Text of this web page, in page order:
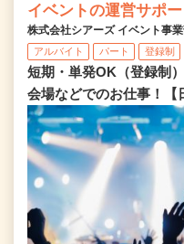
イベントの運営サポー
株式会社シアーズ イベント事
アルバイト パート 登録制
短期・単発OK（登録制
会場などでのお仕事！【